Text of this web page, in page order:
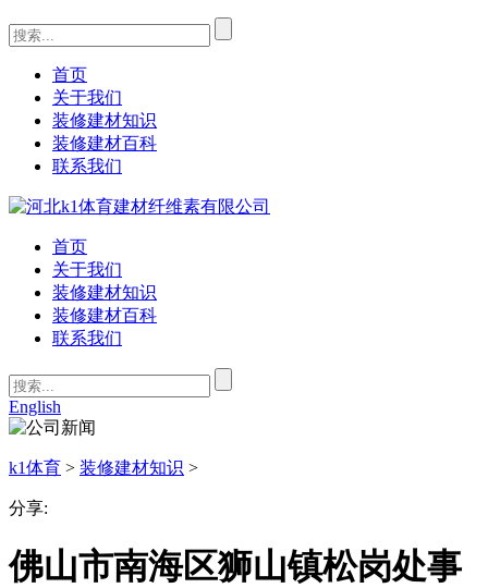
首页
关于我们
装修建材知识
装修建材百科
联系我们
首页
关于我们
装修建材知识
装修建材百科
联系我们
English
k1体育 > 装修建材知识 >
分享:
佛山市南海区狮山镇松岗处事